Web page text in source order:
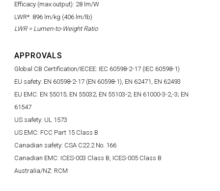
Efficacy (max output): 28 lm/W
LWR*: 896 lm/kg (406 lm/lb)
LWR = Lumen-to-Weight Ratio
APPROVALS
Global CB Certification/IECEE: IEC 60598-2-17 (IEC 60598-1)
EU safety: EN 60598-2-17 (EN 60598-1), EN 62471, EN 62493
EU EMC: EN 55015; EN 55032; EN 55103-2; EN 61000-3-2,-3; EN
61547
US safety: UL 1573
US EMC: FCC Part 15 Class B
Canadian safety: CSA C22.2 No. 166
Canadian EMC: ICES-003 Class B, ICES-005 Class B
Australia/NZ: RCM